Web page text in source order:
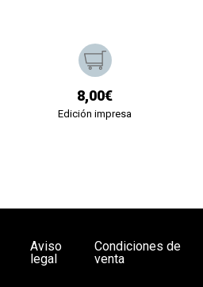
8,00€
Edición impresa
Aviso
legal
Condiciones de
venta